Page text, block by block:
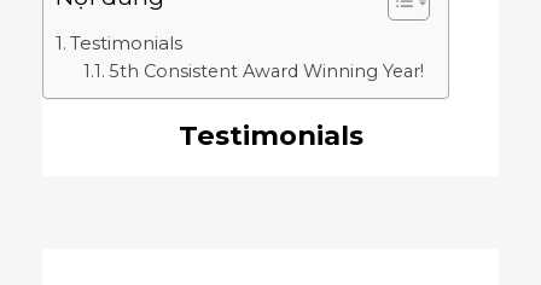
Testimonials
5th Consistent Award Winning Year!
Testimonials